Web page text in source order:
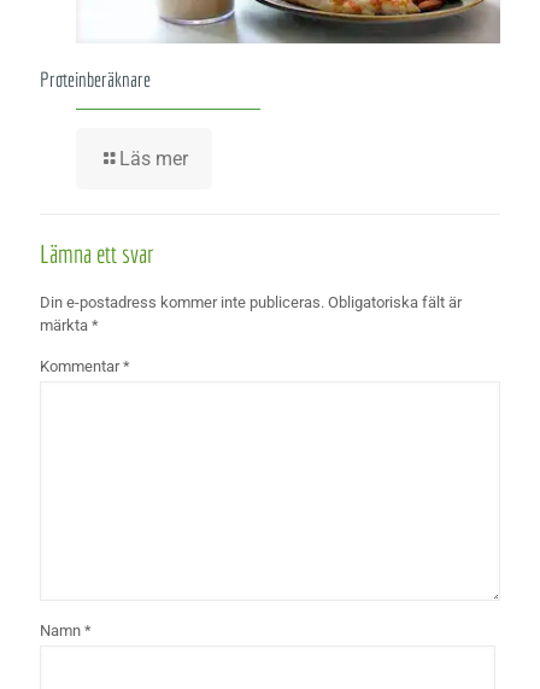
Proteinberäknare
Läs mer
Lämna ett svar
Din e-postadress kommer inte publiceras. Obligatoriska fält är
märkta *
Kommentar*
Namn *